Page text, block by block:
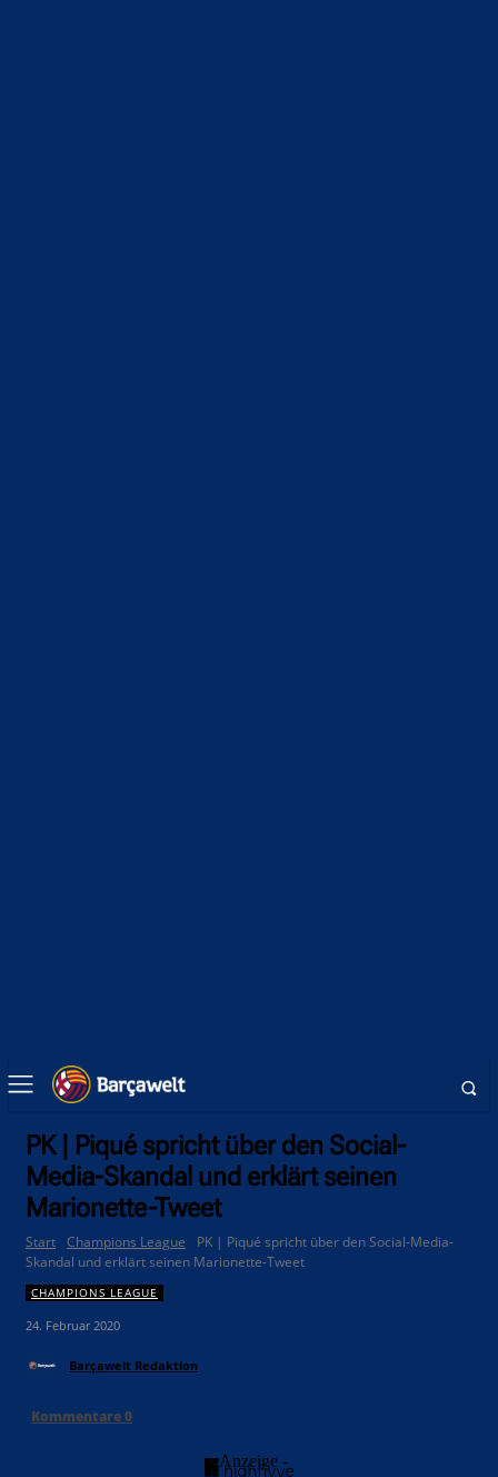
PK | Piqué spricht über den Social-
Media-Skandal und erklärt seinen
Marionette-Tweet
Start Champions League
PK | Piqué spricht über den Social-Media-
Skandal und erklärt seinen Marionette-Tweet
CHAMPIONS LEAGUE
24. Februar 2020
Barçawelt Redaktion
Kommentare0
- Anzeige -